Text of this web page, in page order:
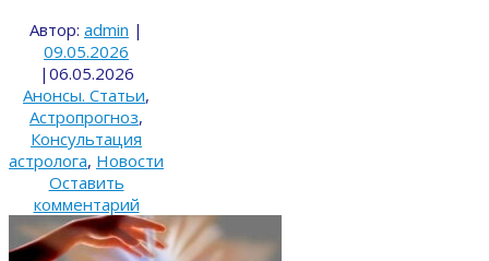
Автор: admin |
09.05.2026
| 06.05.2026
Анонсы. Статьи,
Астропрогноз,
Консультация
астролога, Новости
Оставить
комментарий